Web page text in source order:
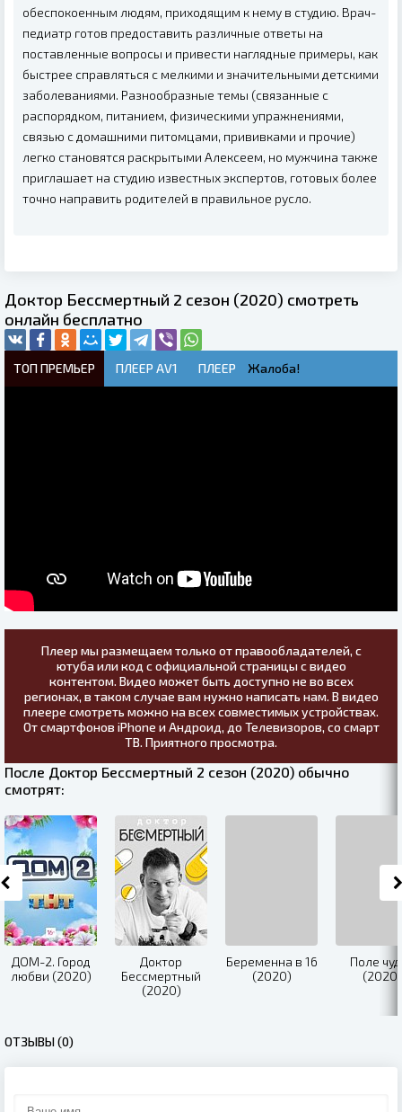
обеспокоенным людям, приходящим к нему в студию. Врач-
педиатр готов предоставить различные ответы на
поставленные вопросы и привести наглядные примеры, как
быстрее справляться с мелкими и значительными детскими
заболеваниями. Разнообразные темы (связанные с
распорядком, питанием, физическими упражнениями,
связью с домашними питомцами, прививками и прочие)
легко становятся раскрытыми Алексеем, но мужчина также
приглашает на студию известных экспертов, готовых более
точно направить родителей в правильное русло.
Доктор Бессмертный 2 сезон (2020) смотреть
онлайн бесплатно
ТОП ПРЕМЬЕР ПЛЕЕР AV1 ПЛЕЕР Жалоба!
Плеер мы размещаем только от правообладателей, с
ютуба или код с официальной страницы с видео
контентом. Видео может быть доступно не во всех
регионах, в таком случае вам нужно написать нам. В видео
плеере смотреть можно на всех совместимых устройствах.
От смартфонов iPhone и Андроид, до Телевизоров, со смарт
ТВ. Приятного просмотра.
После Доктор Бессмертный 2 сезон (2020) обычно
смотрят:
ДОМ-2. Город
любви (2020)
Доктор
Бессмертный
(2020)
Беременна в 16
(2020)
Поле
(2020)
ОТЗЫВЫ (0)